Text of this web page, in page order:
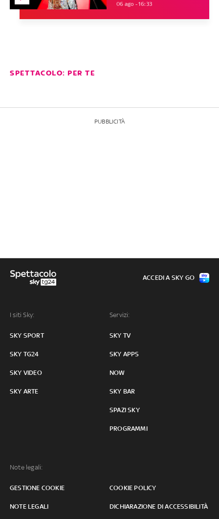
06 ago - 16:33
SPETTACOLO: PER TE
PUBBLICITÀ
I siti Sky:
SKY SPORT
SKY TG24
SKY VIDEO
SKY ARTE
Servizi:
SKY TV
SKY APPS
NOW
SKY BAR
SPAZI SKY
PROGRAMMI
Note legali:
GESTIONE COOKIE COOKIE POLICY
NOTE LEGALI DICHIARAZIONE DI ACCESSIBILITÀ
ACCEDI A SKY GO